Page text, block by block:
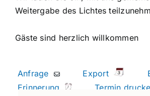
Weitergabe des Lichtes
Gäste sind herzlich willkommen
Anfrage Export
Erinnerung
Termin